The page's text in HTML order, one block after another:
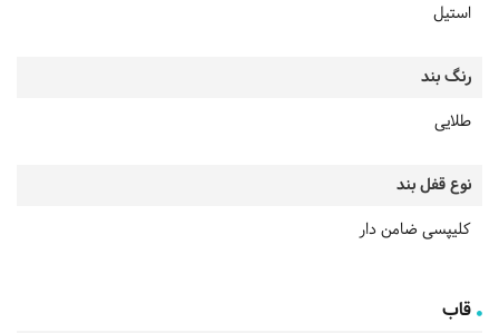
استیل
رنگ بند
طلایی
نوع قفل بند
کلیپسی ضامن دار
قاب